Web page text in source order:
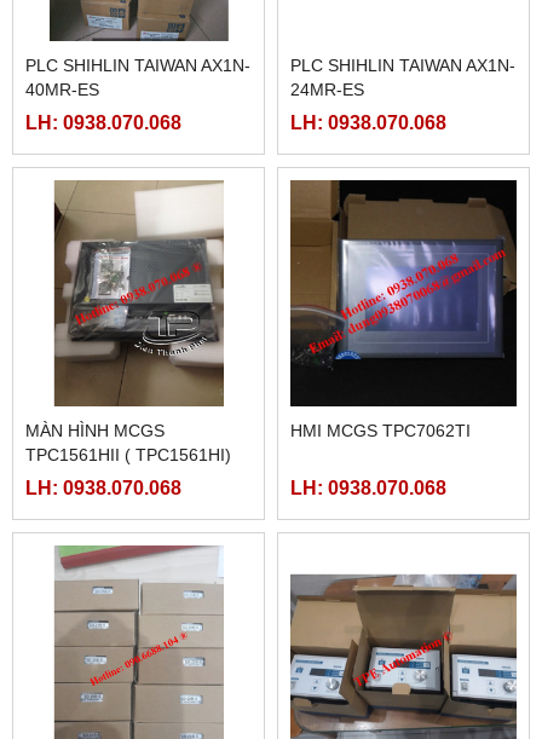
PLC SHIHLIN TAIWAN AX1N-
40MR-ES
LH: 0938.070.068
PLC SHIHLIN TAIWAN AX1N-
24MR-ES
LH: 0938.070.068
MÀN HÌNH MCGS
TPC1561HII ( TPC1561HI)
LH: 0938.070.068
HMI MCGS TPC7062TI
LH: 0938.070.068